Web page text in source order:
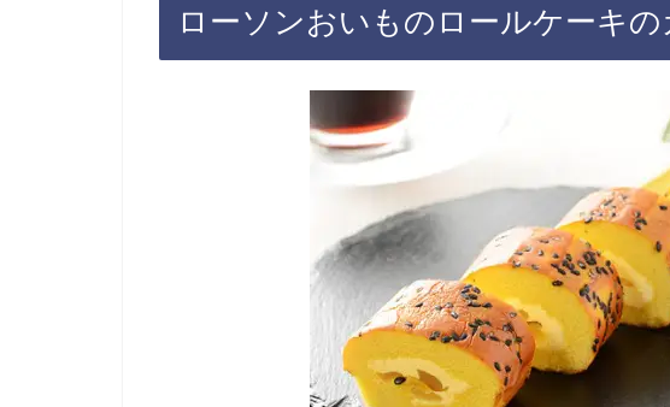
ローソンおいものロールケーキの